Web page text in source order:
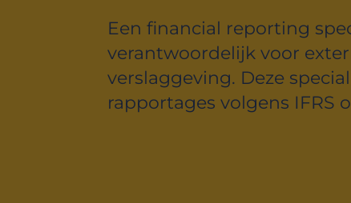
Een financial reporting
verantwoordelijk voor
verslaggeving. Deze
rapportages volgens IFRS